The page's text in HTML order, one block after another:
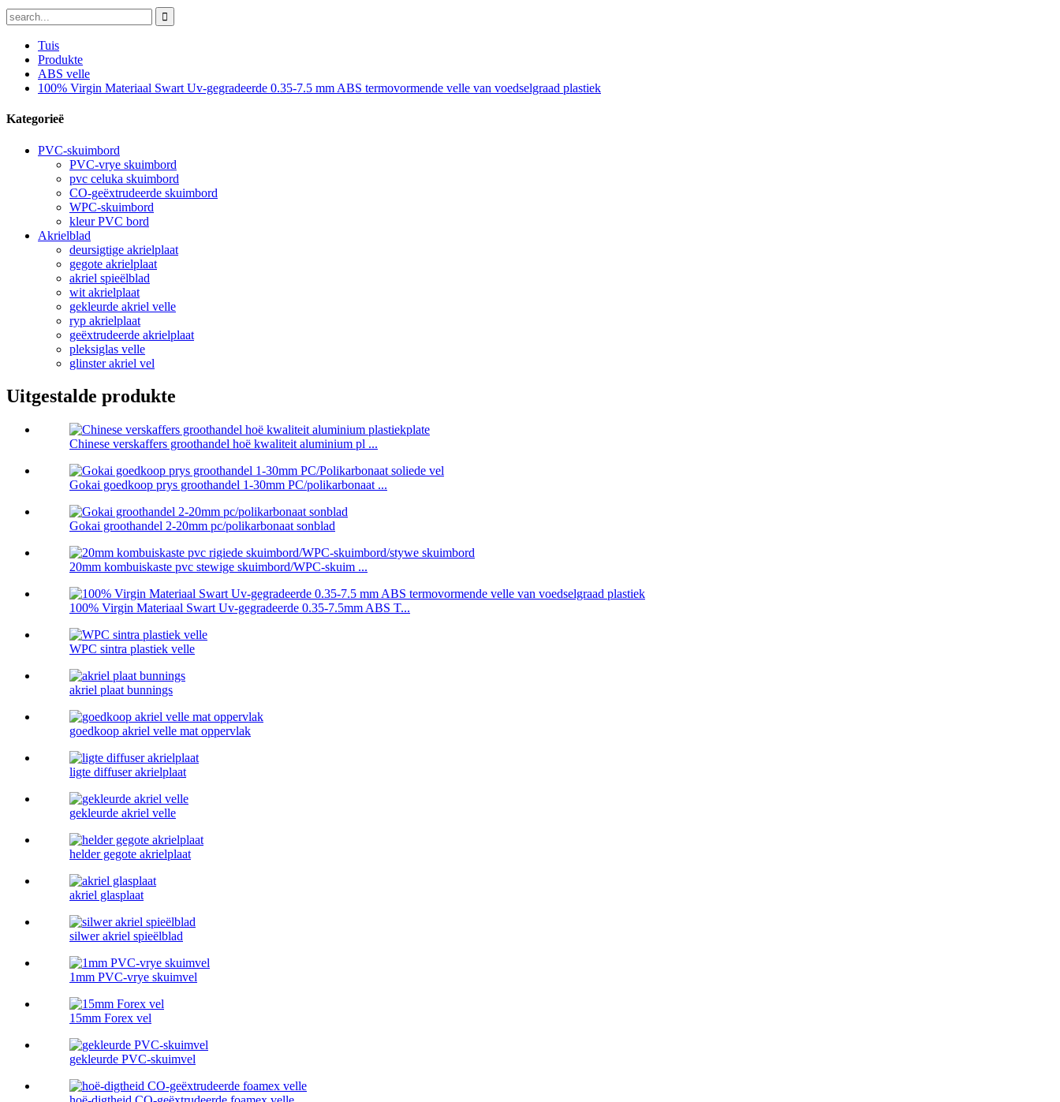
Tuis
Produkte
ABS velle
100% Virgin Materiaal Swart Uv-gegradeerde 0.35-7.5 mm ABS termovormende velle van voedselgraad plastiek
Kategorieë
PVC-skuimbord
PVC-vrye skuimbord
pvc celuka skuimbord
CO-geëxtrudeerde skuimbord
WPC-skuimbord
kleur PVC bord
Akrielblad
deursigtige akrielplaat
gegote akrielplaat
akriel spieëlblad
wit akrielplaat
gekleurde akriel velle
ryp akrielplaat
geëxtrudeerde akrielplaat
pleksiglas velle
glinster akriel vel
Uitgestalde produkte
Chinese verskaffers groothandel hoë kwaliteit aluminium pl ...
Gokai goedkoop prys groothandel 1-30mm PC/polikarbonaat ...
Gokai groothandel 2-20mm pc/polikarbonaat sonblad
20mm kombuiskaste pvc stewige skuimbord/WPC-skuim ...
100% Virgin Materiaal Swart Uv-gegradeerde 0.35-7.5mm ABS T...
WPC sintra plastiek velle
akriel plaat bunnings
goedkoop akriel velle mat oppervlak
ligte diffuser akrielplaat
gekleurde akriel velle
helder gegote akrielplaat
akriel glasplaat
silwer akriel spieëlblad
1mm PVC-vrye skuimvel
15mm Forex vel
gekleurde PVC-skuimvel